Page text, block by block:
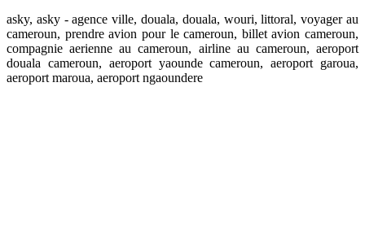
asky, asky - agence ville, douala, douala, wouri, littoral, voyager au
cameroun, prendre avion pour le cameroun, billet avion cameroun,
compagnie aerienne au cameroun, airline au cameroun, aeroport
douala cameroun, aeroport yaounde cameroun, aeroport garoua,
aeroport maroua, aeroport ngaoundere